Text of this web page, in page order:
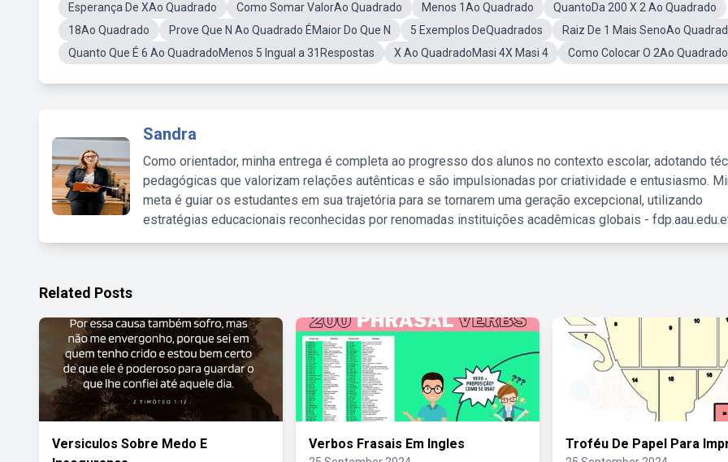
Esperança De XAo Quadrado
Como Somar ValorAo Quadrado Menos 1Ao Quadrado
QuantoDa 200 X 2 Ao Quadrado
18Ao Quadrado
Prove Que N Ao Quadrado ÉMaior Do Que N 5 Exemplos DeQuadrados
Raiz De 1 Mais SenoAo
Quanto Que É 6 Ao QuadradoMenos 5 Ingual a 31Respostas
X Ao QuadradoMasi 4X Masi 4 Como Colocar O 2Ao Quadrado
Sandra
Como orientador, minha entrega é completa ao progresso dos alunos no contexto escolar, adotando
pedagógicas que valorizam relações autênticas e são impulsionadas por criatividade e entusiasmo.
meta é guiar os estudantes em sua trajetória para se tornarem uma geração excepcional, utilizando
estratégias educacionais reconhecidas por renomadas instituições acadêmicas globais -
Related Posts
Versiculos Sobre Medo E
Verbos Frasais Em Ingles Troféu De Papel Para